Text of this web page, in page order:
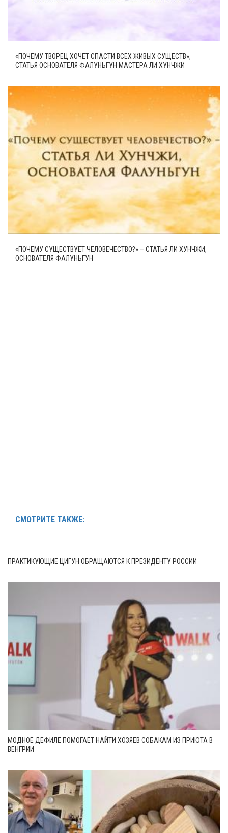
«ПОЧЕМУ ТВОРЕЦ ХОЧЕТ СПАСТИ ВСЕХ ЖИВЫХ СУЩЕСТВ»,
СТАТЬЯ ОСНОВАТЕЛЯ ФАЛУНЬГУН МАСТЕРА ЛИ ХУНЧЖИ
«ПОЧЕМУ СУЩЕСТВУЕТ ЧЕЛОВЕЧЕСТВО?» – СТАТЬЯ ЛИ ХУНЧЖИ,
ОСНОВАТЕЛЯ ФАЛУНЬГУН
СМОТРИТЕ ТАКЖЕ:
ПРАКТИКУЮЩИЕ ЦИГУН ОБРАЩАЮТСЯ К ПРЕЗИДЕНТУ РОССИИ
МОДНОЕ ДЕФИЛЕ ПОМОГАЕТ НАЙТИ ХОЗЯЕВ СОБАКАМ ИЗ ПРИЮТА В
ВЕНГРИИ